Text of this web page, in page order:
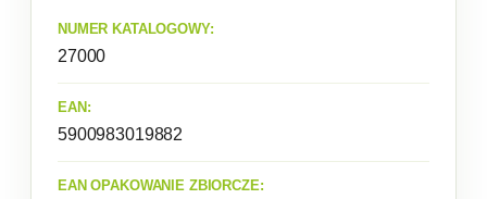
NUMER KATALOGOWY:
27000
EAN:
5900983019882
EAN OPAKOWANIE ZBIORCZE: